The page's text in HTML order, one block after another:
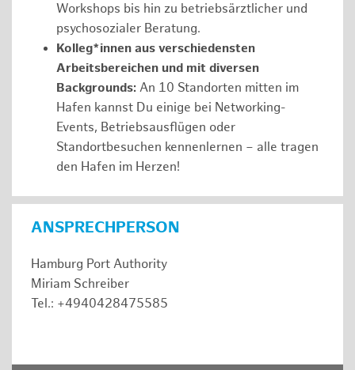
Workshops bis hin zu betriebsärztlicher und
psychosozialer Beratung.
Kolleg*innen aus verschiedensten
Arbeitsbereichen und mit diversen
Backgrounds: An 10 Standorten mitten im
Hafen kannst Du einige bei Networking-
Events, Betriebsausflügen oder
Standortbesuchen kennenlernen – alle tragen
den Hafen im Herzen!
ANSPRECHPERSON
Hamburg Port Authority
Miriam Schreiber
Tel.: +4940428475585